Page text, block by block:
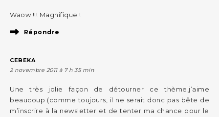
Waow !!! Magnifique !
Répondre
CEBEKA
2 novembre 2011 à 7 h 35 min
Une très jolie façon de détourner ce thème,j’aime
beaucoup (comme toujours, il ne serait donc pas bête de
m’inscrire à la newsletter et de tenter ma chance pour le